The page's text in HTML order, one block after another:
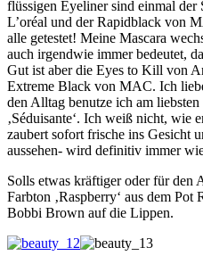
flüssigen Eyeliner sind einmal
L’oréal und der Rapidblack von
alle getestet! Meine Mascara
auch irgendwie immer bedeutet,
Gut ist aber die Eyes to Kill von
Extreme Black von MAC. Ich
den Alltag benutze ich am
‚Séduisante‘. Ich weiß nicht, wie
zaubert sofort frische ins Gesicht
aussehen- wird definitiv immer
Solls etwas kräftiger oder für den
Farbton ‚Raspberry‘ aus dem
Bobbi Brown auf die Lippen.